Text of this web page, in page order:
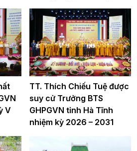
V
TT. Thích Chiếu Tuệ được
suy cử Trưởng BTS
GHPGVN tỉnh Hà Tĩnh
nhiệm kỳ 2026 – 2031